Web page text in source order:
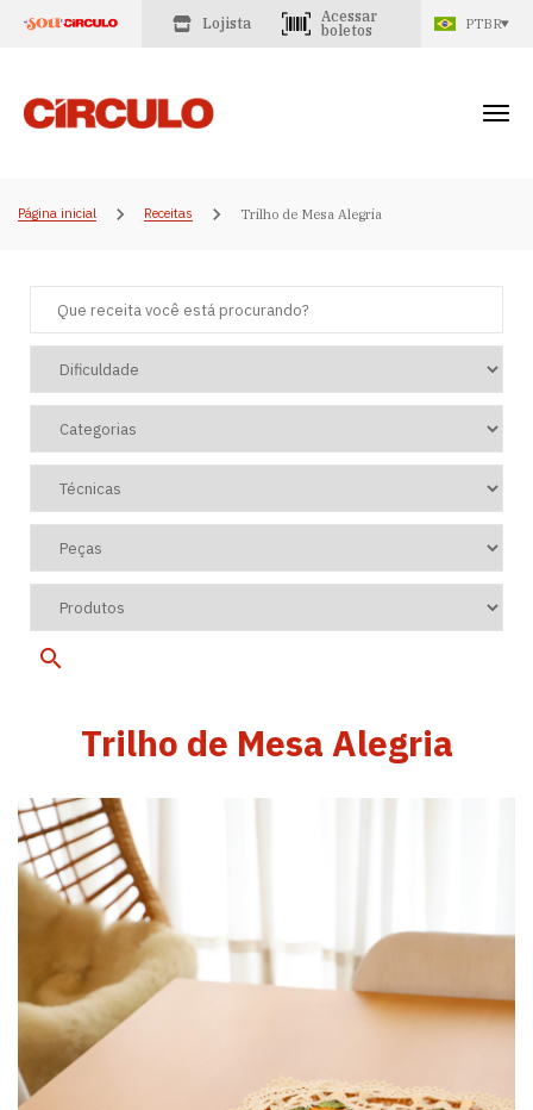
Lojista
Acessar
boletos
PTBR
Página inicial Receitas Trilho de Mesa Alegria
Trilho de Mesa Alegria